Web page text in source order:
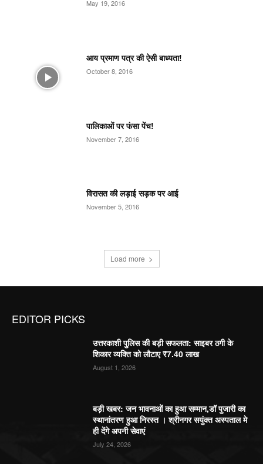
May 19, 2016
आय प्रमाण पत्र की ऐसी बाध्यता!
October 8, 2016
पालिकाओं पर फंसा पेंच!
November 7, 2016
विरासत की लड़ाई सड़क पर आई
November 5, 2016
Load more
EDITOR PICKS
उत्तरकाशी पुलिस की बड़ी सफलता: साइबर ठगी के
शिकार व्यक्ति को लौटाए ₹7.40 लाख
August 1, 2026
बड़ी खबर: जन भावनाओं का हुआ सम्मान,डॉ पुजारी का
स्थानांतरण हुआ निरस्त । श्रीनगर सयुंक्त अस्पताल मे
ही देंगे अपनी सेवाएं
July 24, 2026